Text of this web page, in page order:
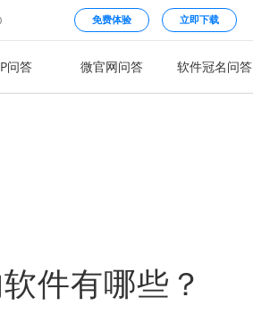
免费体验 立即下载
问答 微官网问答 软件冠名问答
件有哪些？